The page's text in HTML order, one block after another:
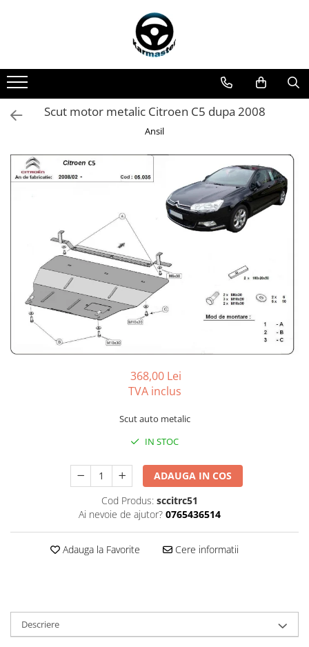
Accesorii carlige de remorcare
Accesorii cutii portbagaj
Accesorii remorci
Cuple remorci
Carlige Alfa Romeo
Carlige Alpine
Carlige Audi
Carlige Bmw
Carlige BYD
Carlige Cadillac
Carlige Daewoo
Carlige Dodge
Carlige Dongfeng
Carlige DR
Carlige DS
Carlige Ford
Carlige Honda
Scut motor metalic Citroen C5 dupa 2008
Ansil
368,00 Lei
TVA inclus
Scut auto metalic
IN STOC
ADAUGA IN COS
Cod Produs: sccitrc51
Ai nevoie de ajutor? 0765436514
Adauga la Favorite Cere informatii
Descriere